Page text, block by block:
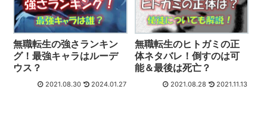
無職転生の強さランキン
グ！最強キャラはルーデ
ウス？
2021.08.30 2024.01.27
無職転生のヒトガミの正
体ネタバレ！倒すのは可
能＆最後は死亡？
2021.08.28 2021.11.13